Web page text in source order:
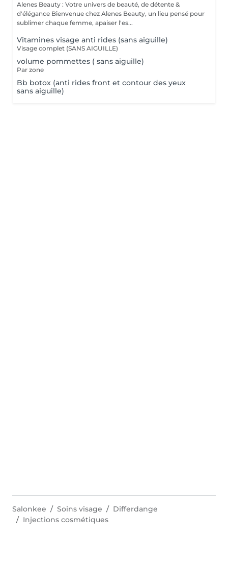
Alenes Beauty : Votre univers de beauté, de détente &
d'élégance Bienvenue chez Alenes Beauty, un lieu pensé pour
sublimer chaque femme, apaiser l'es...
Vitamines visage anti rides (sans aiguille)
Visage complet (SANS AIGUILLE)
volume pommettes ( sans aiguille)
Par zone
Bb botox (anti rides front et contour des yeux
sans aiguille)
Salonkee Soins visage
Differdange
Injections cosmétiques